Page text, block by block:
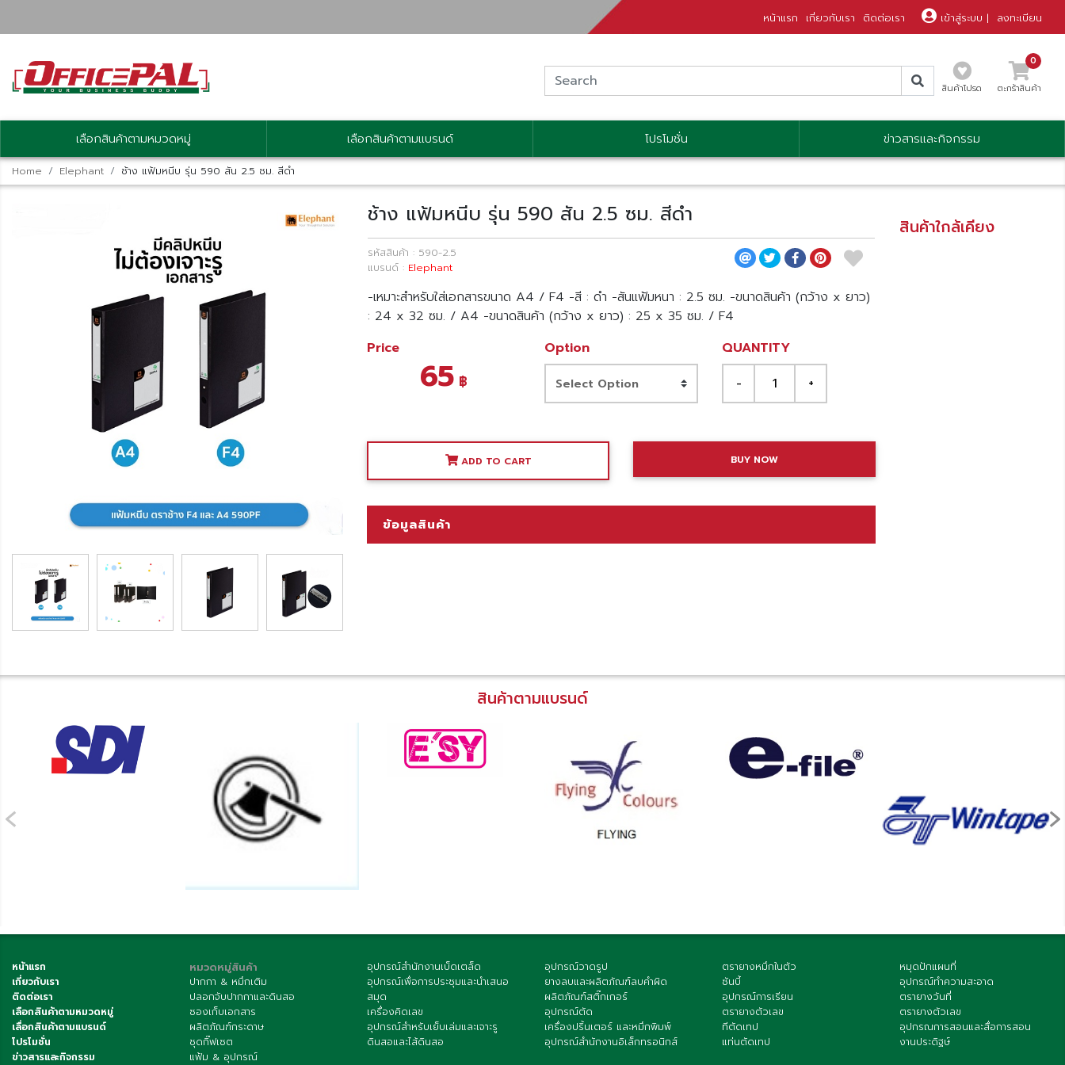
เข้าสู่ระบบ | ลงทะเบียน
หน้าแรก เกี่ยวกับเรา ติดต่อเรา
สินค้าโปรด ตะกร้าสินค้า
0
เลือกสินค้าตามหมวดหมู่ เลือกสินค้าตามแบรนด์ โปรโมชั่น ข่าวสารและกิจกรรม
Home Elephant ช้าง แฟ้มหนีบ รุ่น 590 สัน 2.5 ซม. สีดำ
ช้าง แฟ้มหนีบ รุ่น 590 สัน 2.5 ซม. สีดำ
รหัสสินค้า : 590-2.5
แบรนด์ : Elephant
-เหมาะสำหรับใส่เอกสารขนาด A4 / F4 -สี : ดำ -สันแฟ้มหนา : 2.5 ซม. -ขนาดสินค้า (กว้าง x ยาว)
: 24 x 32 ซม. / A4 -ขนาดสินค้า (กว้าง x ยาว) : 25 x 35 ซม. / F4
Price
65 ฿
Option QUANTITY
ADD TO CART BUY NOW
ข้อมูลสินค้า
สินค้าใกล้เคียง
สินค้าตามแบรนด์
‹ ›
หน้าแรก
เกี่ยวกับเรา
ติดต่อเรา
เลือกสินค้าตามหมวดหมู่
เลื่อกสินค้าตามแบรนด์
โปรโมชั่น
ข่าวสารและกิจกรรม
หมวดหมู่สินค้า
ปากกา & หมึกเติม
ปลอกจับปากกาและดินสอ
ซองเก็บเอกสาร
ผลิตภัณฑ์กระดาษ
ชุดกิ๊ฟเซต
แฟ้ม & อุปกรณ์
อุปกรณ์สำนักงานเบ็ดเตล็ด
อุปกรณ์เพื่อการประชุมและนำเสนอ
สมุด
เครื่องคิดเลข
อุปกรณ์สำหรับเย็บเล่มและเจาะรู
ดินสอและไส้ดินสอ
อุปกรณ์วาดรูป
ยางลบและผลิตภัณฑ์ลบคำผิด
ผลิตภัณฑ์สติ๊กเกอร์
อุปกรณ์ตัด
เครื่องปริ้นเตอร์ และหมึกพิมพ์
อุปกรณ์สำนักงานอิเล็กทรอนิกส์
ตรายางหมึกในตัว
ซันบี้
อุปกรณ์การเรียน
ตรายางตัวเลข
ทีตัดเทป
แท่นตัดเทป
หมุดปักแผนที่
อุปกรณ์ทำความสะอาด
ตรายางวันที่
ตรายางตัวเลข
อุปกรณการสอนและสื่อการสอน
งานประดิฐษ์